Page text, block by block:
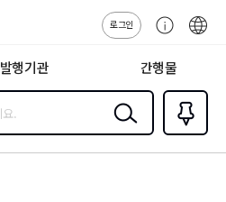
로그인
센
발행기관 간행물
검색
즐겨찾
기0